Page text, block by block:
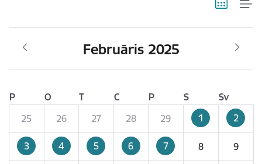
Februāris 2025
P O T C P S
Sv
25
26 27 28 29 1 2
3 4 5 6 7 8 9